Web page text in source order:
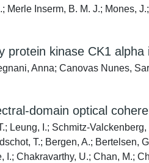
Merle Inserm, B. M. J.;
protein kinase CK1
Anna; Canovas Nunes,
domain optical
Leung, I.; Schmitz-
T.; Bergen, A.; Bertelsen,
I.; Chakravarthy, U.; Chan, M.;